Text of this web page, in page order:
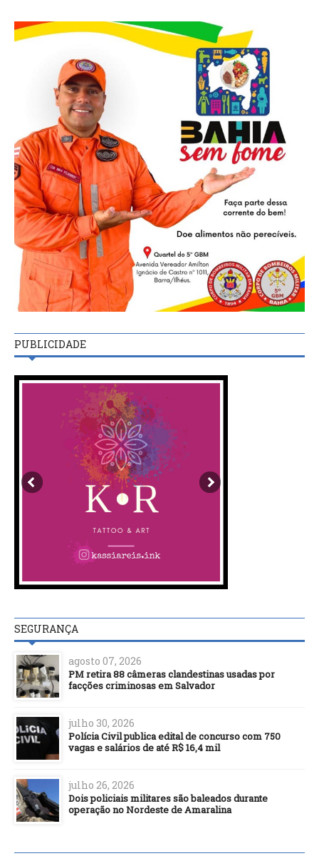
PUBLICIDADE
SEGURANÇA
agosto 07, 2026
PM retira 88 câmeras clandestinas usadas por
facções criminosas em Salvador
julho 30, 2026
Polícia Civil publica edital de concurso com 750
vagas e salários de até R$ 16,4 mil
julho 26, 2026
Dois policiais militares são baleados durante
operação no Nordeste de Amaralina